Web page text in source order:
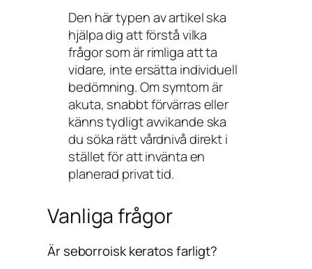
Den här typen av artikel ska
hjälpa dig att förstå vilka
frågor som är rimliga att ta
vidare, inte ersätta individuell
bedömning. Om symtom är
akuta, snabbt förvärras eller
känns tydligt avvikande ska
du söka rätt vårdnivå direkt i
stället för att invänta en
planerad privat tid.
Vanliga frågor
Är seborroisk keratos farligt?